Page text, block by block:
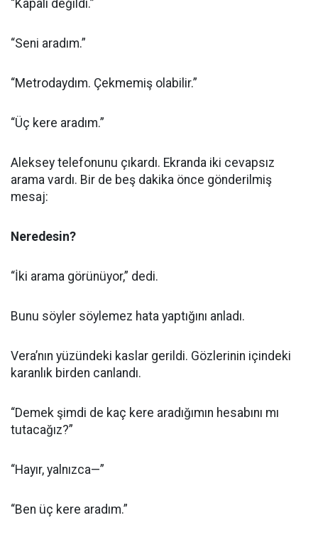
“Kapalı değildi.”
“Seni aradım.”
“Metrodaydım. Çekmemiş olabilir.”
“Üç kere aradım.”
Aleksey telefonunu çıkardı. Ekranda iki cevapsız
arama vardı. Bir de beş dakika önce gönderilmiş
mesaj:
Neredesin?
“İki arama görünüyor,” dedi.
Bunu söyler söylemez hata yaptığını anladı.
Vera’nın yüzündeki kaslar gerildi. Gözlerinin içindeki
karanlık birden canlandı.
“Demek şimdi de kaç kere aradığımın hesabını mı
tutacağız?”
“Hayır, yalnızca—”
“Ben üç kere aradım.”